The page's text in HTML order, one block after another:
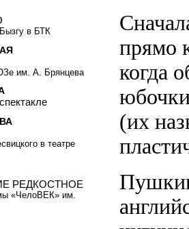
прямо
когда
(их
в БТК
им. А. Брянцева
в театре
РЕДКОСТНОЕ
«ЧелоВЕК» им.